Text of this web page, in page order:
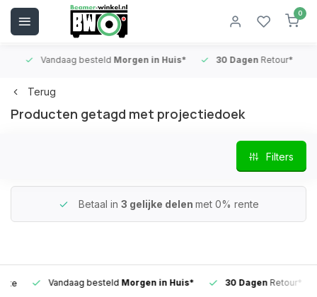
0
Vandaag besteldMorgen in Huis* 30 DagenRetour*
Terug
Producten getagd met projectiedoek
Filters
Betaal in 3 gelijke delen met 0% rente
Vandaag besteldMorgen in Huis* 30 DagenRetour*